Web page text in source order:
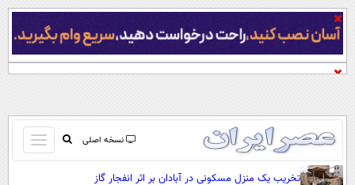
نسخه اصلی
باز
و
صفحه اول
تخریب یک منزل مسکونی در آبادان بر اثر انفجار گاز